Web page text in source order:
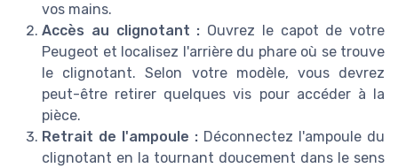
vos mains.
Accès au clignotant : Ouvrez le capot de votre
Peugeot et localisez l'arrière du phare où se trouve
le clignotant. Selon votre modèle, vous devrez
peut-être retirer quelques vis pour accéder à la
pièce.
Retrait de l'ampoule : Déconnectez l'ampoule du
clignotant en la tournant doucement dans le sens